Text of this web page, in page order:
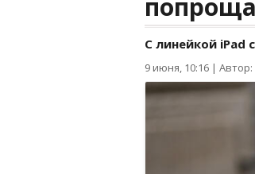
С линейкой iPad
9 июня, 10:16 |